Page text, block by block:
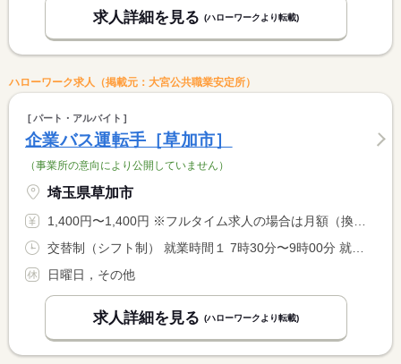
求人詳細を見る (ハローワークより転載)
ハローワーク求人（掲載元：大宮公共職業安定所）
パート・アルバイト
企業バス運転手［草加市］
（事業所の意向により公開していません）
埼玉県草加市
1,400円〜1,400円 ※フルタイム求人の場合は月額（換算額）、パート求人の場合は時間額を表示しています。
日曜日，その他
求人詳細を見る (ハローワークより転載)